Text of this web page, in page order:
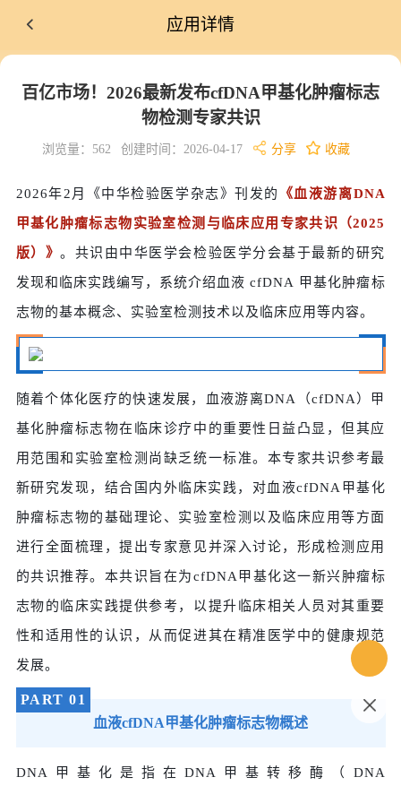
应用详情
百亿市场！2026最新发布cfDNA甲基化肿瘤标志
物检测专家共识
浏览量：562 创建时间：2026-04-17 分享 收藏
2026年2月《中华检验医学杂志》刊发的 《血液游离DNA
甲基化肿瘤标志物实验室检测与临床应用专家共识（2025
版）》。共识由中华医学会检验医学分会基于最新的研究
发现和临床实践编写，系统介绍血液 cfDNA 甲基化肿瘤标
志物的基本概念、实验室检测技术以及临床应用等内容。
随着个体化医疗的快速发展，血液游离DNA（cfDNA）甲
基化肿瘤标志物在临床诊疗中的重要性日益凸显，但其应
用范围和实验室检测尚缺乏统一标准。本专家共识参考最
新研究发现，结合国内外临床实践，对血液cfDNA甲基化
肿瘤标志物的基础理论、实验室检测以及临床应用等方面
进行全面梳理，提出专家意见并深入讨论，形成检测应用
的共识推荐。本共识旨在为cfDNA甲基化这一新兴肿瘤标
志物的临床实践提供参考，以提升临床相关人员对其重要
性和适用性的认识，从而促进其在精准医学中的健康规范
发展。
PART 01
血液cfDNA甲基化肿瘤标志物概述
DNA甲基化是指在DNA甲基转移酶（DNA